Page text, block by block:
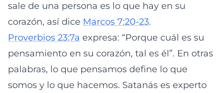
sale de una persona es lo que hay en su
corazón, así dice Marcos 7:20-23.
Proverbios 23:7a expresa: “Porque cuál es su
pensamiento en su corazón, tal es él”. En otras
palabras, lo que pensamos define lo que
somos y lo que hacemos. Satanás es experto